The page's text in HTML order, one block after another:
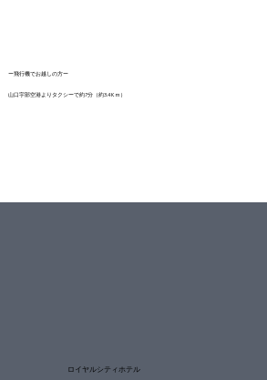
ー飛行機でお越しの方ー
山口宇部空港よりタクシーで約7分（約3.4Kｍ）
​ロイヤルシティホテル